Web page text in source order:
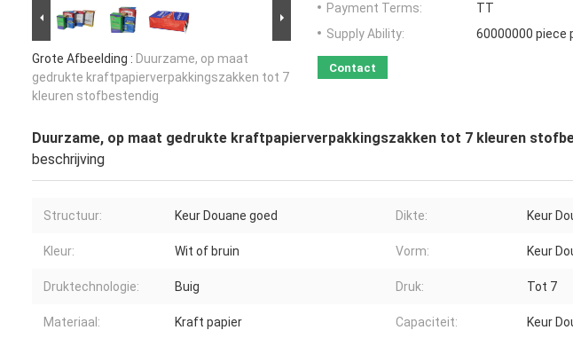
Grote Afbeelding : Duurzame, op maat
gedrukte kraftpapierverpakkingszakken tot 7
kleuren stofbestendig
Payment Terms:
TT
Supply Ability:
60000000 piece
Contact
Duurzame, op maat gedrukte kraftpapierverpakkingszakken tot 7 kleuren
beschrijving
Structuur: Keur Douane goed Dikte: Keur
Kleur: Wit of bruin Vorm: Keur
Druktechnologie: Buig Druk: Tot 7
Materiaal: Kraft papier Capaciteit: Keur